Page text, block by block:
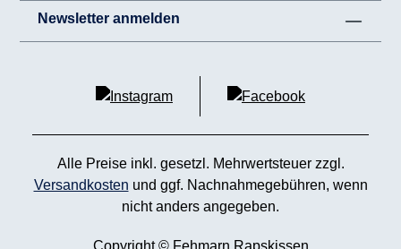
Newsletter anmelden
Alle Preise inkl. gesetzl. Mehrwertsteuer zzgl.
Versandkosten und ggf. Nachnahmegebühren, wenn
nicht anders angegeben.
Copyright © Fehmarn Rapskissen